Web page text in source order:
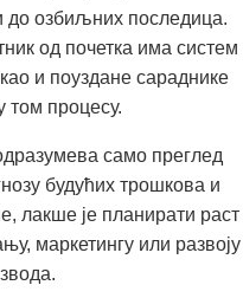
до озбиљних последица.
од почетка има систем
и поуздане сараднике
том процесу.
само преглед
будућих трошкова и
лакше је планирати раст
маркетингу или развоју